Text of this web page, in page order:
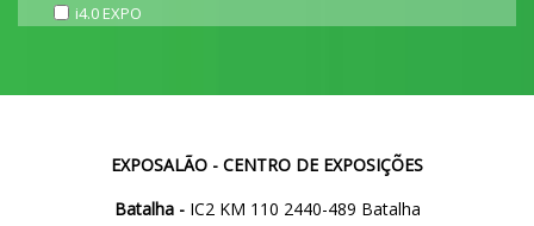
i4.0 EXPO
EXPOSALÃO - CENTRO DE EXPOSIÇÕES
Batalha -IC2 KM 110 2440-489 Batalha